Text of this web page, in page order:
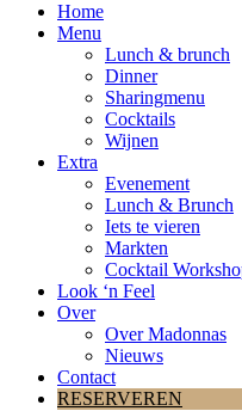
Home
Menu
Lunch & brunch
Dinner
Sharingmenu
Cocktails
Wijnen
Extra
Evenement
Lunch & Brunch
Iets te vieren
Markten
Cocktail
Look ‘n Feel
Over
Over Madonnas
Nieuws
Contact
RESERVEREN